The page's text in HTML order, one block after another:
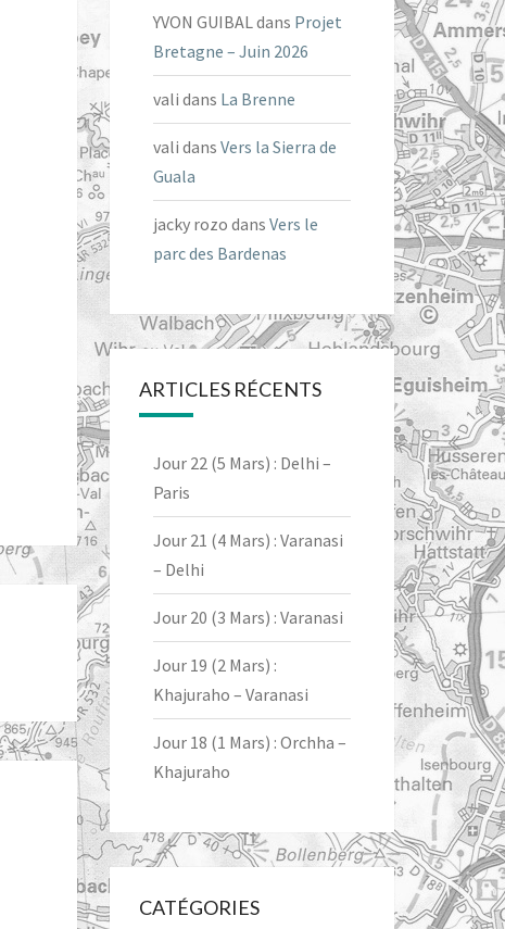
YVON GUIBALdans Projet
Bretagne – Juin 2026
vali dans La Brenne
vali dans Vers la Sierra de
Guala
jacky rozo dans Vers le
parc des Bardenas
ARTICLES RÉCENTS
Jour 22 (5 Mars) : Delhi –
Paris
Jour 21 (4 Mars) : Varanasi
– Delhi
Jour 20 (3 Mars) : Varanasi
Jour 19 (2 Mars) :
Khajuraho – Varanasi
Jour 18 (1 Mars) : Orchha –
Khajuraho
CATÉGORIES